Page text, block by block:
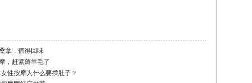
拿，值得回味
，赶紧薅羊毛了
性按摩为什么要揉肚子？